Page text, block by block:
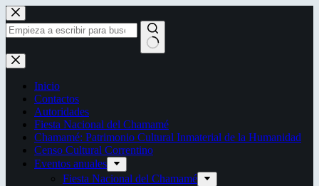
Saltar
al
contenido
Sin
resultados
Inicio
Contactos
Autoridades
Fiesta Nacional del Chamamé
Chamamé: Patrimonio Cultural Inmaterial de la Humanidad
Censo Cultural Correntino
Eventos anuales
Fiesta Nacional del Chamamé